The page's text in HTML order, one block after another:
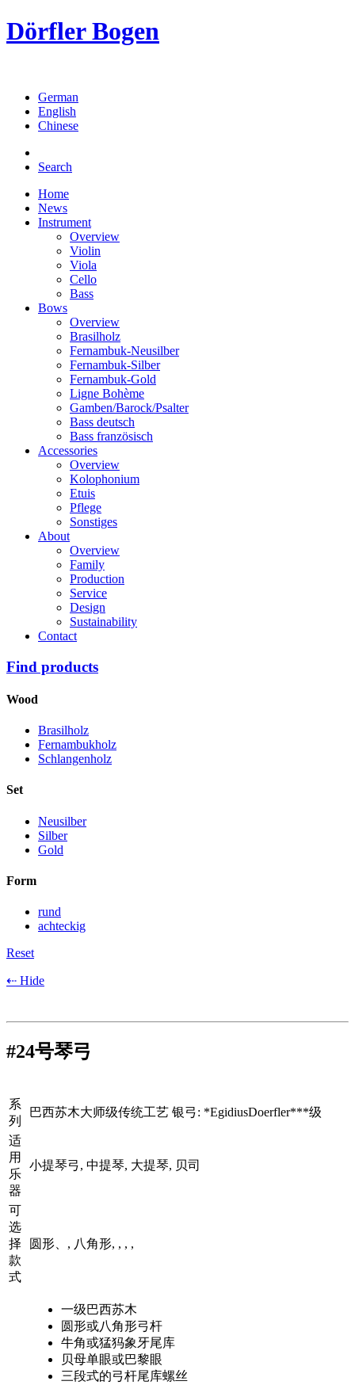
Dörfler Bogen
German
English
Chinese
Search
Home
News
Instrument
Overview
Violin
Viola
Cello
Bass
Bows
Overview
Brasilholz
Fernambuk-Neusilber
Fernambuk-Silber
Fernambuk-Gold
Ligne Bohème
Gamben/Barock/Psalter
Bass deutsch
Bass französisch
Accessories
Overview
Kolophonium
Etuis
Pflege
Sonstiges
About
Overview
Family
Production
Service
Design
Sustainability
Contact
Find products
Wood
Brasilholz
Fernambukholz
Schlangenholz
Set
Neusilber
Silber
Gold
Form
rund
achteckig
Reset
⇠ Hide
#24号琴弓
系
列
巴西苏木大师级传统工艺 银弓: *EgidiusDoerfler***级
适
用
乐
器
小提琴弓, 中提琴, 大提琴, 贝司
可
选
择
款
式
圆形、, 八角形, , , ,
一级巴西苏木
圆形或八角形弓杆
牛角或猛犸象牙尾库
贝母单眼或巴黎眼
三段式的弓杆尾库螺丝